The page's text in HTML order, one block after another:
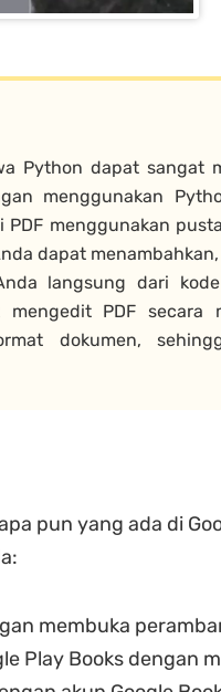
Python dapat sangat
menggunakan
menggunakan
dapat
langsung dari
PDF secara
dokumen,
pun yang ada di
membuka
Play Books dengan